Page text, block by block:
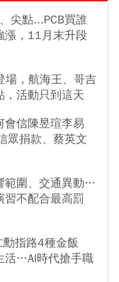
尖點...PCB買誰
漲，11月末升段
場，航海王、哥吉
活動只到這天
會信陳昱瑄李易
眾捐款、蔡英文
範圍、交通異動…
不配合最高罰
指路4種金飯
活…AI時代搶手職